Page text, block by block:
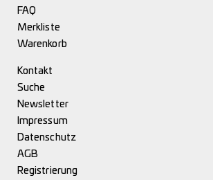
FAQ
Merkliste
Warenkorb
Kontakt
Suche
Newsletter
Impressum
Datenschutz
AGB
Registrierung